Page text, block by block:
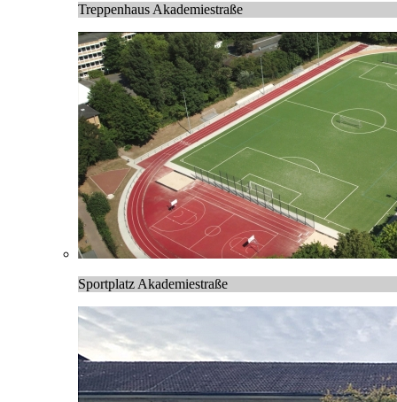
Treppenhaus Akademiestraße
Sportplatz Akademiestraße